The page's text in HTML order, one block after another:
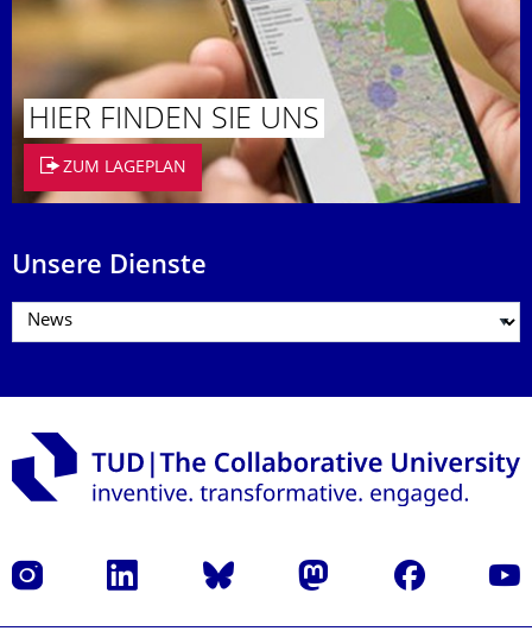
HIER FINDEN SIE UNS
ZUM LAGEPLAN
Unsere Dienste
Instagram LinkedIn Bluesky Mastodon Facebook